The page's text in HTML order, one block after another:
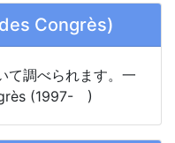
Congrès)
て調べられます。一
(1997- )